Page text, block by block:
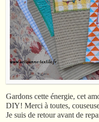
Gardons cette énergie, cet
DIY! Merci à toutes,
Je suis de retour avant de